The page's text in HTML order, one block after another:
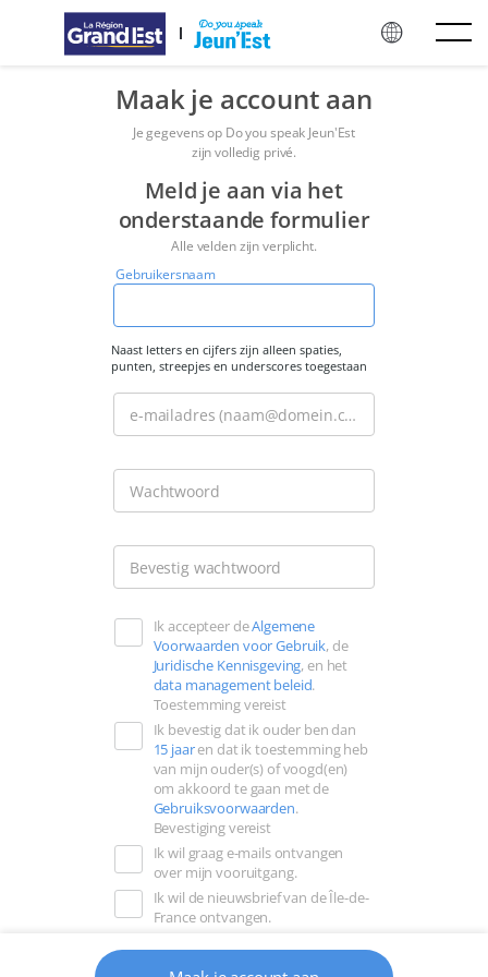
Overslaan naar hoofdinhoud
Maak je account aan
Je gegevens op Do you speak Jeun'Est
zijn volledig privé.
Meld je aan via het
onderstaande formulier
Alle velden zijn verplicht.
Spaties
zijn
toegestaan;
op
punten,
streepjes
onderstrepingstekens
na
zijn
leestekens
niet
toegestaan.
Gebruikersnaam
Naast letters en cijfers zijn alleen spaties,
punten, streepjes en underscores toegestaan
e-mailadres (naam@domein.com)
Wachtwoord
je
opnieuw
in
Bevestig wachtwoord
Ik accepteer deAlgemene
Voorwaarden voor Gebruik, de
Juridische Kennisgeving, en het
data management beleid.
Toestemming vereist
Ik bevestig dat ik ouder ben dan
15 jaaren dat ik toestemming heb
van mijn ouder(s) of voogd(en)
om akkoord te gaan met de
Gebruiksvoorwaarden.
Bevestiging vereist
Ik wil graag e-mails ontvangen
over mijn vooruitgang.
Ik wil de nieuwsbrief van de Île-de-
France ontvangen.